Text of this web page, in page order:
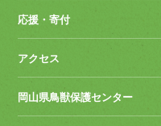
応援・寄付
アクセス
岡山県鳥獣保護センター